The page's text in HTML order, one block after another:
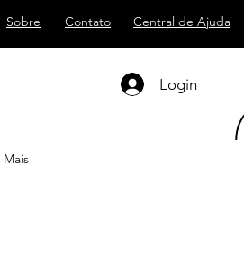
Sobre Contato Central de Ajuda
Login
Mais